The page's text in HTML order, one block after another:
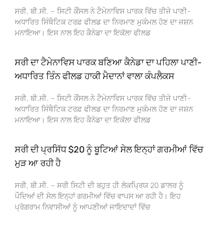
ਸਰੀ, ਬੀ.ਸੀ. – ਸਿਟੀ ਕੌਂਸਲ ਨੇ ਟੈਮੇਨਾਵਿਸ ਪਾਰਕ ਵਿੱਚ ਤੀਜੇ ਪਾਣੀ-
ਅਧਾਰਿਤ ਸਿੰਥੈਟਿਕ ਟਰਫ਼ ਫੀਲਡ ਦਾ ਨਿਰਮਾਣ ਮੁਕੰਮਲ ਹੋਣ ਦਾ ਜਸ਼ਨ
ਮਨਾਇਆ। ਇਸ ਨਾਲ ਇਹ ਕੈਨੇਡਾ ਦਾ ਇਕੱਲਾ ਫੀਲਡ
ਸਰੀ ਦਾ ਟੈਮੇਨਾਵਿਸ ਪਾਰਕ ਬਣਿਆ ਕੈਨੇਡਾ ਦਾ ਪਹਿਲਾ ਪਾਣੀ-
ਅਧਾਰਿਤ ਤਿੰਨ ਫੀਲਡ ਹਾਕੀ ਮੈਦਾਨਾਂ ਵਾਲਾ ਕੰਪਲੈਕਸ
ਸਰੀ, ਬੀ.ਸੀ. – ਸਿਟੀ ਕੌਂਸਲ ਨੇ ਟੈਮੇਨਾਵਿਸ ਪਾਰਕ ਵਿੱਚ ਤੀਜੇ ਪਾਣੀ-
ਅਧਾਰਿਤ ਸਿੰਥੈਟਿਕ ਟਰਫ਼ ਫੀਲਡ ਦਾ ਨਿਰਮਾਣ ਮੁਕੰਮਲ ਹੋਣ ਦਾ ਜਸ਼ਨ
ਮਨਾਇਆ। ਇਸ ਨਾਲ ਇਹ ਕੈਨੇਡਾ ਦਾ ਇਕੱਲਾ ਫੀਲਡ
ਸਰੀ ਦੀ ਪ੍ਰਸਿੱਧ $20 ਨੂੰ ਬੂਟਿਆਂ ਸੇਲ ਇਨ੍ਹਾਂ ਗਰਮੀਆਂ ਵਿੱਚ
ਮੁੜ ਆ ਰਹੀ ਹੈ
ਸਰੀ, ਬੀ.ਸੀ. – ਸਰੀ ਸਿਟੀ ਦੀ ਬਹੁਤ ਹੀ ਲੋਕਪ੍ਰਿਯ 20 ਡਾਲਰ ਨੂੰ
ਪੌਦਿਆਂ ਦੀ ਸੇਲ ਇਨ੍ਹਾਂ ਗਰਮੀਆਂ ਵਿੱਚ ਵਾਪਸ ਆ ਰਹੀ ਹੈ। ਇਹ
ਪ੍ਰੋਗਰਾਮ ਨਿਵਾਸੀਆਂ ਨੂੰ ਆਪਣੀਆਂ ਜਾਇਦਾਦਾਂ ਵਿੱਚ